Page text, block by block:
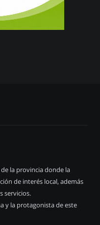
la provincia donde la
de interés local, además
servicios.
y la protagonista de este